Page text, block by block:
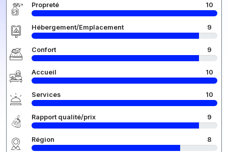
Propreté 10
Hébergement/Emplacement 9
Confort 9
Accueil 10
Services 10
Rapport qualité/prix 9
Région 8